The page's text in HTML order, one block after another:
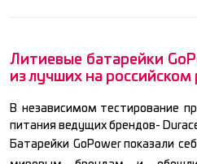
Литиевые батарейки
из лучших на российском
В независимом тестирование
питания ведущих брендов-
Батарейки GoPower показали